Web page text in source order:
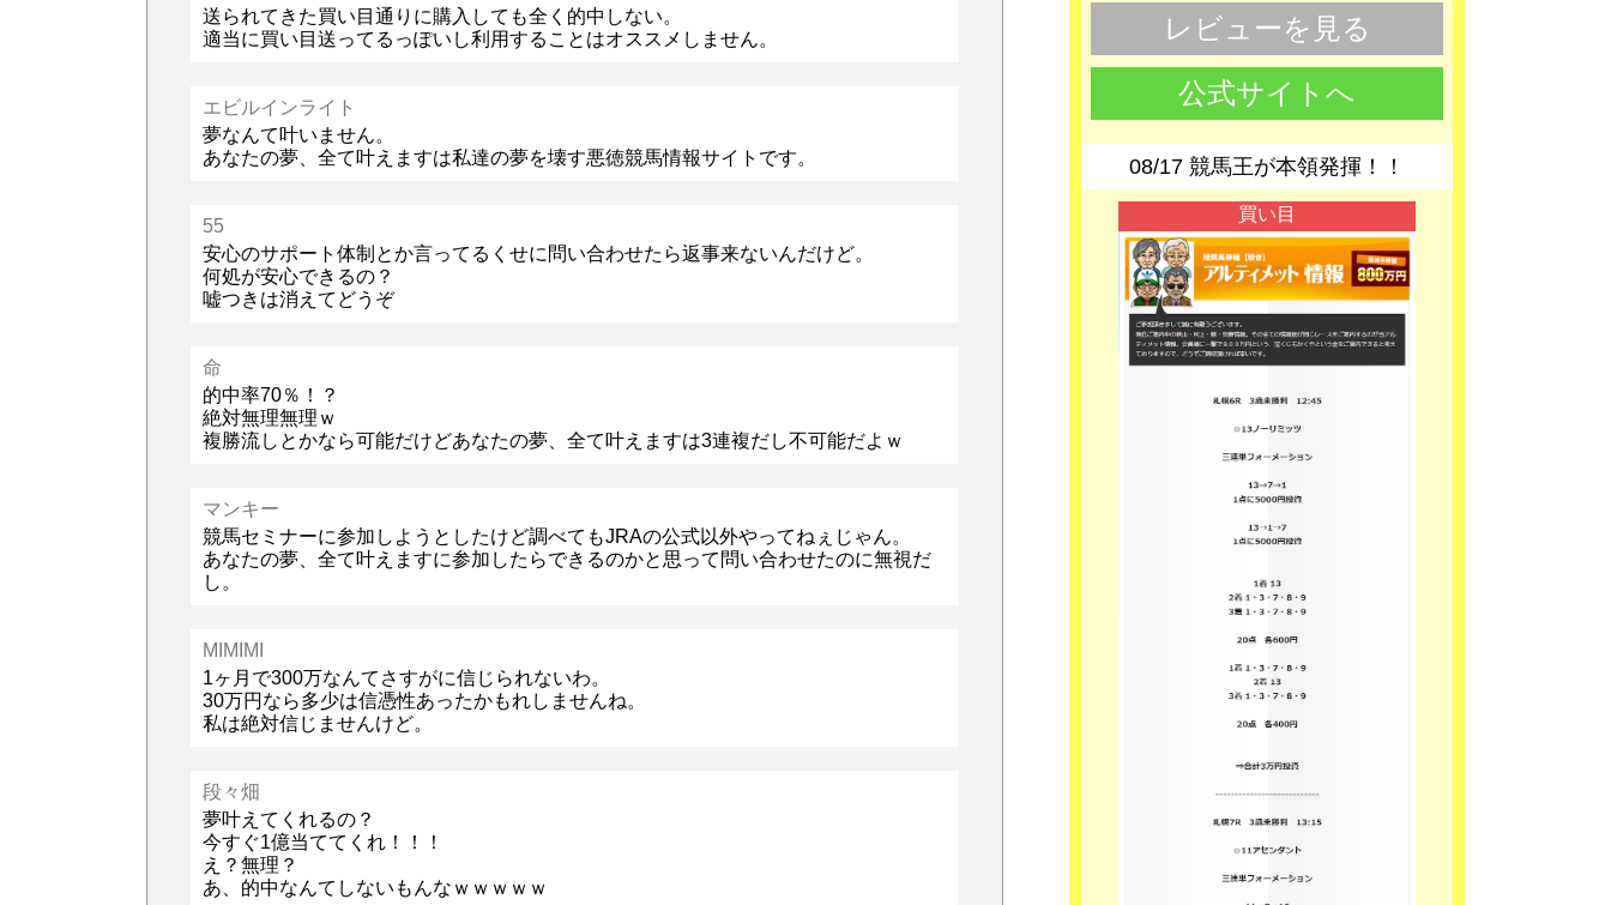
送られてきた買い目通りに購入しても全く的中しない。
適当に買い目送ってるっぽいし利用することはオススメしません。
エビルインライト
夢なんて叶いません。
あなたの夢、全て叶えますは私達の夢を壊す悪徳競馬情報サイトです。
55
安心のサポート体制とか言ってるくせに問い合わせたら返事来ないんだけど。
何処が安心できるの？
嘘つきは消えてどうぞ
命
的中率70％！？
絶対無理無理ｗ
複勝流しとかなら可能だけどあなたの夢、全て叶えますは3連複だし不可能だよｗ
マンキー
競馬セミナーに参加しようとしたけど調べてもJRAの公式以外やってねぇじゃん。
あなたの夢、全て叶えますに参加したらできるのかと思って問い合わせたのに無視だ
し。
MIMIMI
1ヶ月で300万なんてさすがに信じられないわ。
30万円なら多少は信憑性あったかもれしませんね。
私は絶対信じませんけど。
段々畑
夢叶えてくれるの？
今すぐ1億当ててくれ！！！
え？無理？
あ、的中なんてしないもんなｗｗｗｗｗ
レビューを見る
公式サイトへ
08/17 競馬王が本領発揮！！
買い目